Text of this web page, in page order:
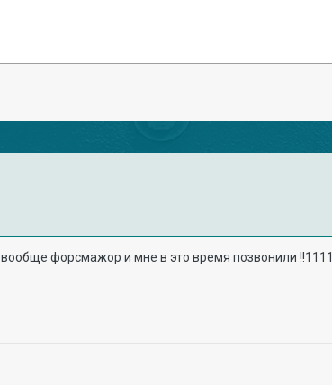
форсмажор и мне в это время позвонили !!1111